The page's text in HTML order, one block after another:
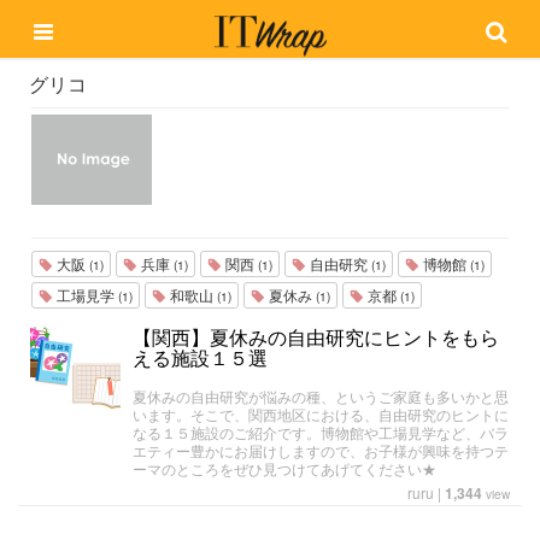
グリコ
大阪 (1) 兵庫 (1) 関西 (1) 自由研究 (1) 博物館 (1)
工場見学 (1) 和歌山 (1) 夏休み (1) 京都 (1)
【関西】夏休みの自由研究にヒントをもら
える施設１５選
夏休みの自由研究が悩みの種、というご家庭も多いかと思
います。そこで、関西地区における、自由研究のヒントに
なる１５施設のご紹介です。博物館や工場見学など、バラ
エティー豊かにお届けしますので、お子様が興味を持つテ
ーマのところをぜひ見つけてあげてください★
ruru | 1,344 view